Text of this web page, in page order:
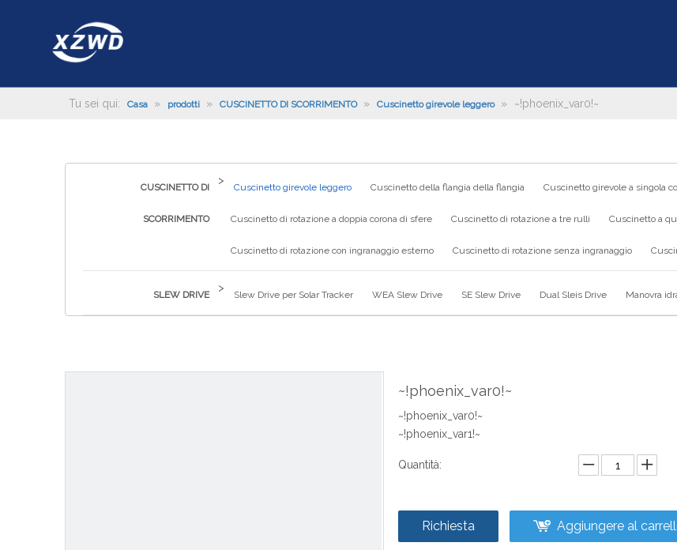
Tu sei qui: Casa » prodotti » CUSCINETTO DI SCORRIMENTO » Cuscinetto girevole leggero » ~!phoenix_var0!~
CUSCINETTO DI
SCORRIMENTO
>
Cuscinetto girevole leggero Cuscinetto della flangia della flangia Cuscinetto girevole a singola
Cuscinetto di rotazione a doppia corona di sfere Cuscinetto di rotazione a tre rulli Cuscinetto a
Cuscinetto di rotazione con ingranaggio esterno Cuscinetto di rotazione senza ingranaggio
SLEW DRIVE
>
Slew Drive per Solar Tracker WEA Slew Drive SE Slew Drive Dual Sleis Drive Manovra
~!phoenix_var0!~
~!phoenix_var0!~
~!phoenix_var1!~
Quantità:
Richiesta Aggiungere al